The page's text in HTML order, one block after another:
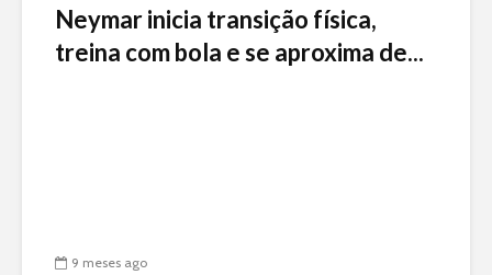
Neymar inicia transição física,
treina com bola e se aproxima de...
9 meses ago